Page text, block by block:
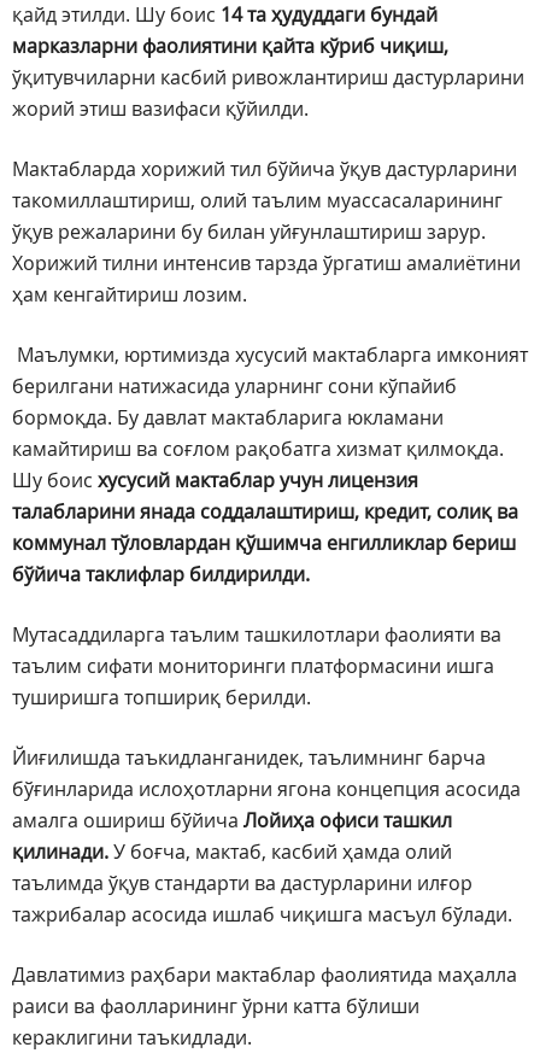
қайд этилди. Шу боис 14 та ҳудуддаги бундай
марказларни фаолиятини қайта кўриб чиқиш,
ўқитувчиларни касбий ривожлантириш дастурларини
жорий этиш вазифаси қўйилди.
Мактабларда хорижий тил бўйича ўқув дастурларини
такомиллаштириш, олий таълим муассасаларининг
ўқув режаларини бу билан уйғунлаштириш зарур.
Хорижий тилни интенсив тарзда ўргатиш амалиётини
ҳам кенгайтириш лозим.
Маълумки, юртимизда хусусий мактабларга имконият
берилгани натижасида уларнинг сони кўпайиб
бормоқда. Бу давлат мактабларига юкламани
камайтириш ва соғлом рақобатга хизмат қилмоқда.
Шу боис хусусий мактаблар учун лицензия
талабларини янада соддалаштириш, кредит, солиқ ва
коммунал тўловлардан қўшимча енгилликлар бериш
бўйича таклифлар билдирилди.
Мутасаддиларга таълим ташкилотлари фаолияти ва
таълим сифати мониторинги платформасини ишга
туширишга топшириқ берилди.
Йиғилишда таъкидланганидек, таълимнинг барча
бўғинларида ислоҳотларни ягона концепция асосида
амалга ошириш бўйича Лойиҳа офиси ташкил
қилинади.У боғча, мактаб, касбий ҳамда олий
таълимда ўқув стандарти ва дастурларини илғор
тажрибалар асосида ишлаб чиқишга масъул бўлади.
Давлатимиз раҳбари мактаблар фаолиятида маҳалла
раиси ва фаолларининг ўрни катта бўлиши
кераклигини таъкидлади.